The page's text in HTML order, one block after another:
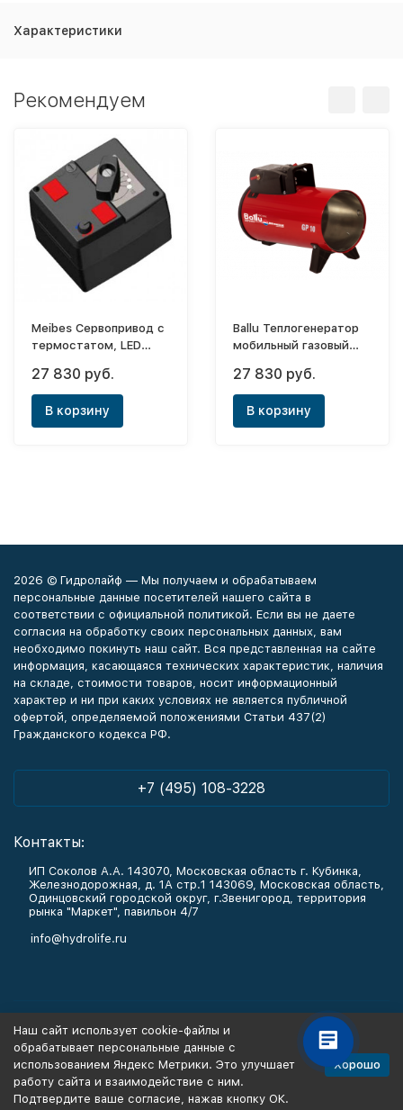
Характеристики
Рекомендуем
Meibes Cервопривод с
термостатом, LED
выносн. датчик, 6Нm,
230В/50Гц
27 830 руб.
В корзину
Ballu Теплогенератор
мобильный газовый
GP 18M C
27 830 руб.
В корзину
2026 © Гидролайф — Мы получаем и обрабатываем
персональные данные посетителей нашего сайта в
соответствии с официальной политикой. Если вы не даете
согласия на обработку своих персональных данных, вам
необходимо покинуть наш сайт. Вся представленная на сайте
информация, касающаяся технических характеристик, наличия
на складе, стоимости товаров, носит информационный
характер и ни при каких условиях не является публичной
офертой, определяемой положениями Статьи 437(2)
Гражданского кодекса РФ.
+7 (495) 108-3228
Контакты:
ИП Соколов А.А. 143070, Московская область г. Кубинка,
Железнодорожная, д. 1А стр.1 143069, Московская область,
Одинцовский городской округ, г.Звенигород, территория
рынка "Маркет", павильон 4/7
info@hydrolife.ru
Информация
Наш сайт использует cookie-файлы и
обрабатывает персональные данные с
использованием Яндекс Метрики. Это улучшает
работу сайта и взаимодействие с ним.
Подтвердите ваше согласие, нажав кнопку ОК.
Хорошо